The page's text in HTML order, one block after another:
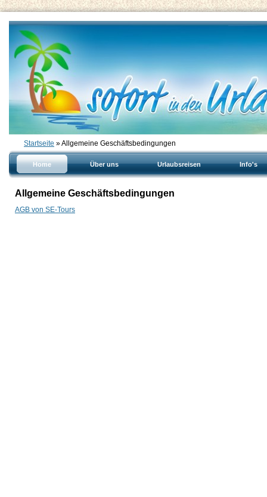
Startseite » Allgemeine Geschäftsbedingungen
Home Über uns Urlaubsreisen Info's
Allgemeine Geschäftsbedingungen
AGB von SE-Tours